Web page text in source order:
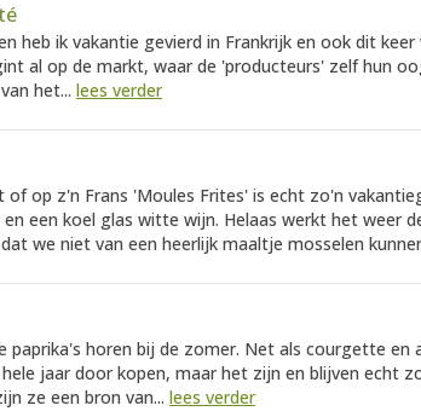
heb ik vakantie gevierd in Frankrijk en ook dit
al op de markt, waar de 'producteurs' zelf hun
het... lees verder
of op z'n Frans 'Moules Frites' is echt zo'n
een koel glas witte wijn. Helaas werkt het weer
we niet van een heerlijk maaltje mosselen
paprika's horen bij de zomer. Net als courgette en
jaar door kopen, maar het zijn en blijven echt
ze een bron van... lees verder